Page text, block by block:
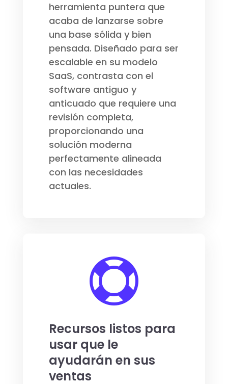
herramienta puntera que
acaba de lanzarse sobre
una base sólida y bien
pensada. Diseñado para ser
escalable en su modelo
SaaS, contrasta con el
software antiguo y
anticuado que requiere una
revisión completa,
proporcionando una
solución moderna
perfectamente alineada
con las necesidades
actuales.

Recursos listos para
usar que le
ayudarán en sus
ventas